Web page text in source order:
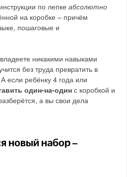
по лепкеабсолютно
на коробке – причём
пошаговые и
никакими навыками
без труда превратить в
если ребёнку 4 года или
один-на-один с коробкой и
а вы свои дела
новый набор –